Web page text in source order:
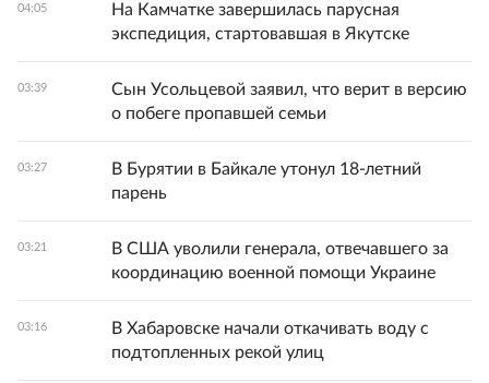
04:05
На Камчатке завершилась парусная
экспедиция, стартовавшая в Якутске
03:39
Сын Усольцевой заявил, что верит в версию
о побеге пропавшей семьи
03:27
В Бурятии в Байкале утонул 18-летний
парень
03:21
В США уволили генерала, отвечавшего за
координацию военной помощи Украине
03:16
В Хабаровске начали откачивать воду с
подтопленных рекой улиц